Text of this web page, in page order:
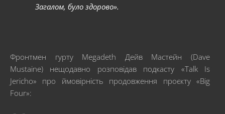
Загалом, було здорово».
Фронтмен гурту Megadeth Дейв Мастейн (Dave
Mustaine) нещодавно розповідав подкасту «Talk Is
Jericho» про ймовірність продовження проєкту «Big
Four»: